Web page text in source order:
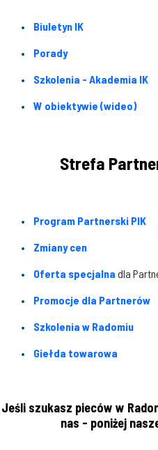
Biuletyn IK
Porady
Szkolenia - Akademia IK
W obiektywie (wideo)
Strefa
Program Partnerski PIK
Zmiany cen
Oferta specjalna dla
Promocje dla Partnerów
Szkolenia w Radomiu
Giełda towarowa
Jeśli szukasz pieców w
nas - poniżej